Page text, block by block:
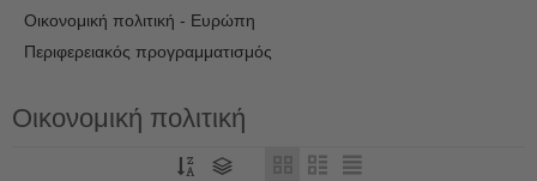
Οικονομική πολιτική - Ευρώπη
Περιφερειακός προγραμματισμός
Οικονομική πολιτική